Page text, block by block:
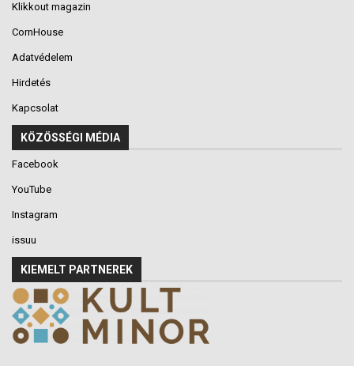
Klikkout magazin
CornHouse
Adatvédelem
Hirdetés
Kapcsolat
KÖZÖSSÉGI MÉDIA
Facebook
YouTube
Instagram
issuu
KIEMELT PARTNEREK